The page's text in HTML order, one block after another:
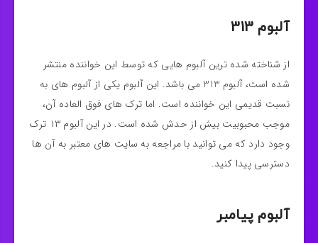
آلبوم 313
از شناخته شده ترین آلبوم هایی که توسط این خواننده منتشر
شده است، آلبوم 313 می باشد. این آلبوم یکی از آلبوم های به
نسبت قدیمی این خواننده است. اما ترک های فوق العاده آن،
موجب محبوبیت بیش از حدش شده است. در این آلبوم ۱۳ ترک
وجود دارد که می توانید با مراجعه به سایت های معتبر به آن ها
دسترسی پیدا کنید.
آلبوم پیامبر